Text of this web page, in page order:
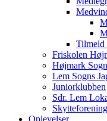
Tilmeld
Friskolen
Højmark
Lem Sogns
Juniorklubben
Sdr. Lem
Skytteforening
Oplevelser